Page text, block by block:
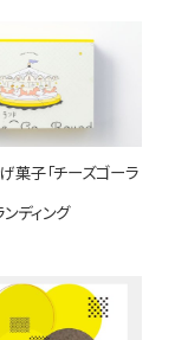
菓子「チーズゴーラ
ディング